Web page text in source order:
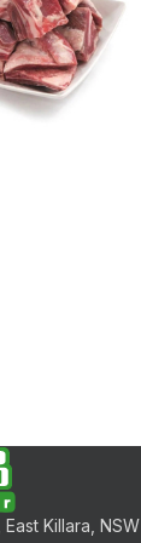
Killara, NSW